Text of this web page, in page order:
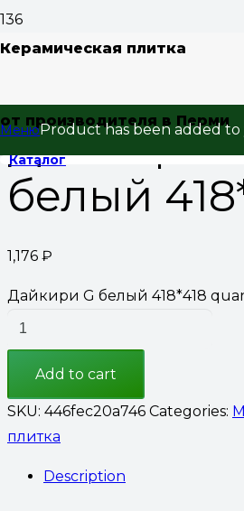
Керамическая плитка
от производителя в Перми
МенюProducthas been added to
Каталог
Home/напольная плитка
Дайкири
белый
1,176 ₽
Дайкири G белый 418*418
Add to cart
SKU: 446fec20a746 Categories:
плитка
Description